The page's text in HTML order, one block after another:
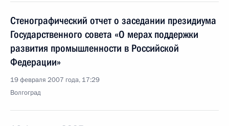
Стенографический отчет о заседании президиума
Государственного совета «О мерах поддержки
развития промышленности в Российской
Федерации»
19 февраля 2007 года, 17:29
Волгоград